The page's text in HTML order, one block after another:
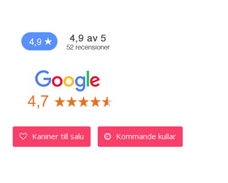
Kaniner till salu Kommande kullar